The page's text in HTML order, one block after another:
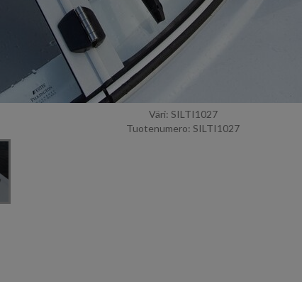
Väri: SILTI1027
Tuotenumero: SILTI1027